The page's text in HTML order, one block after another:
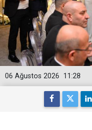
11:28
06 Ağustos 2026